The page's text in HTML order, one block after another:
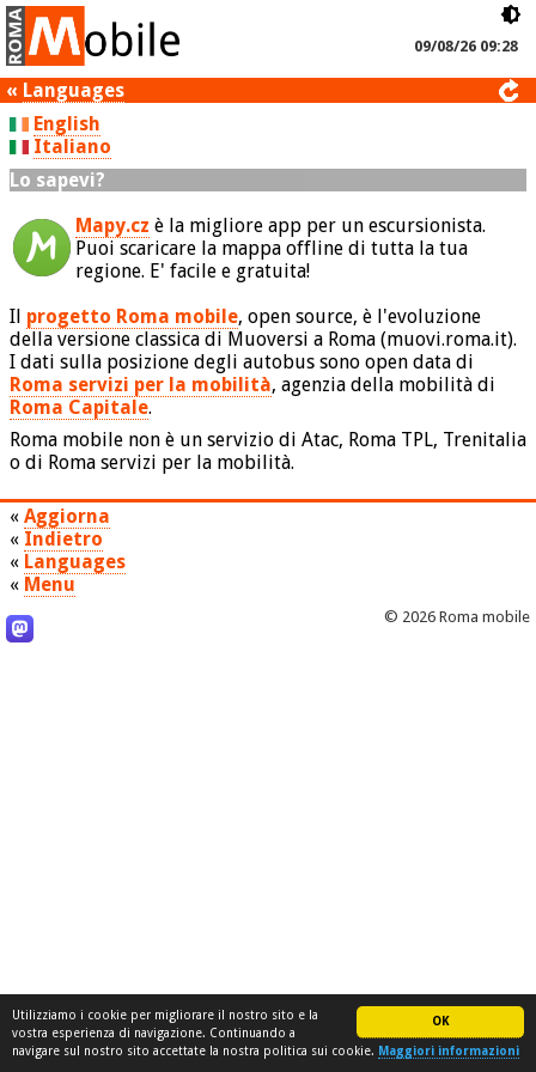
OK
Utilizziamo i cookie per migliorare il nostro sito e la
vostra esperienza di navigazione. Continuando a
navigare sul nostro sito accettate la nostra politica sui cookie. Maggiori informazioni
09/08/26 09:28
« Languages
English
Italiano
Lo sapevi?
Mapy.cz è la migliore app per un escursionista.
Puoi scaricare la mappa offline di tutta la tua
regione. E' facile e gratuita!
Il progetto Roma mobile, open source, è l'evoluzione
della versione classica di Muoversi a Roma (muovi.roma.it).
I dati sulla posizione degli autobus sono open data di
Roma servizi per la mobilità, agenzia della mobilità di
Roma Capitale.
Roma mobile non è un servizio di Atac, Roma TPL, Trenitalia
o di Roma servizi per la mobilità.
« Aggiorna
« Indietro
« Languages
« Menu
© 2026 Roma mobile